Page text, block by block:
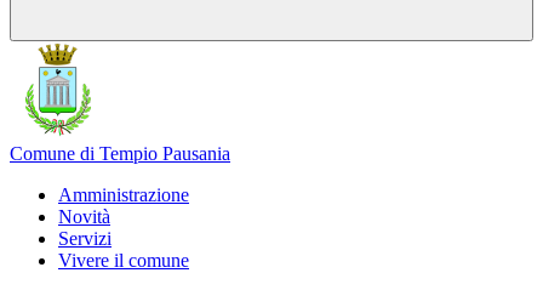
Comune di Tempio Pausania
Amministrazione
Novità
Servizi
Vivere il comune